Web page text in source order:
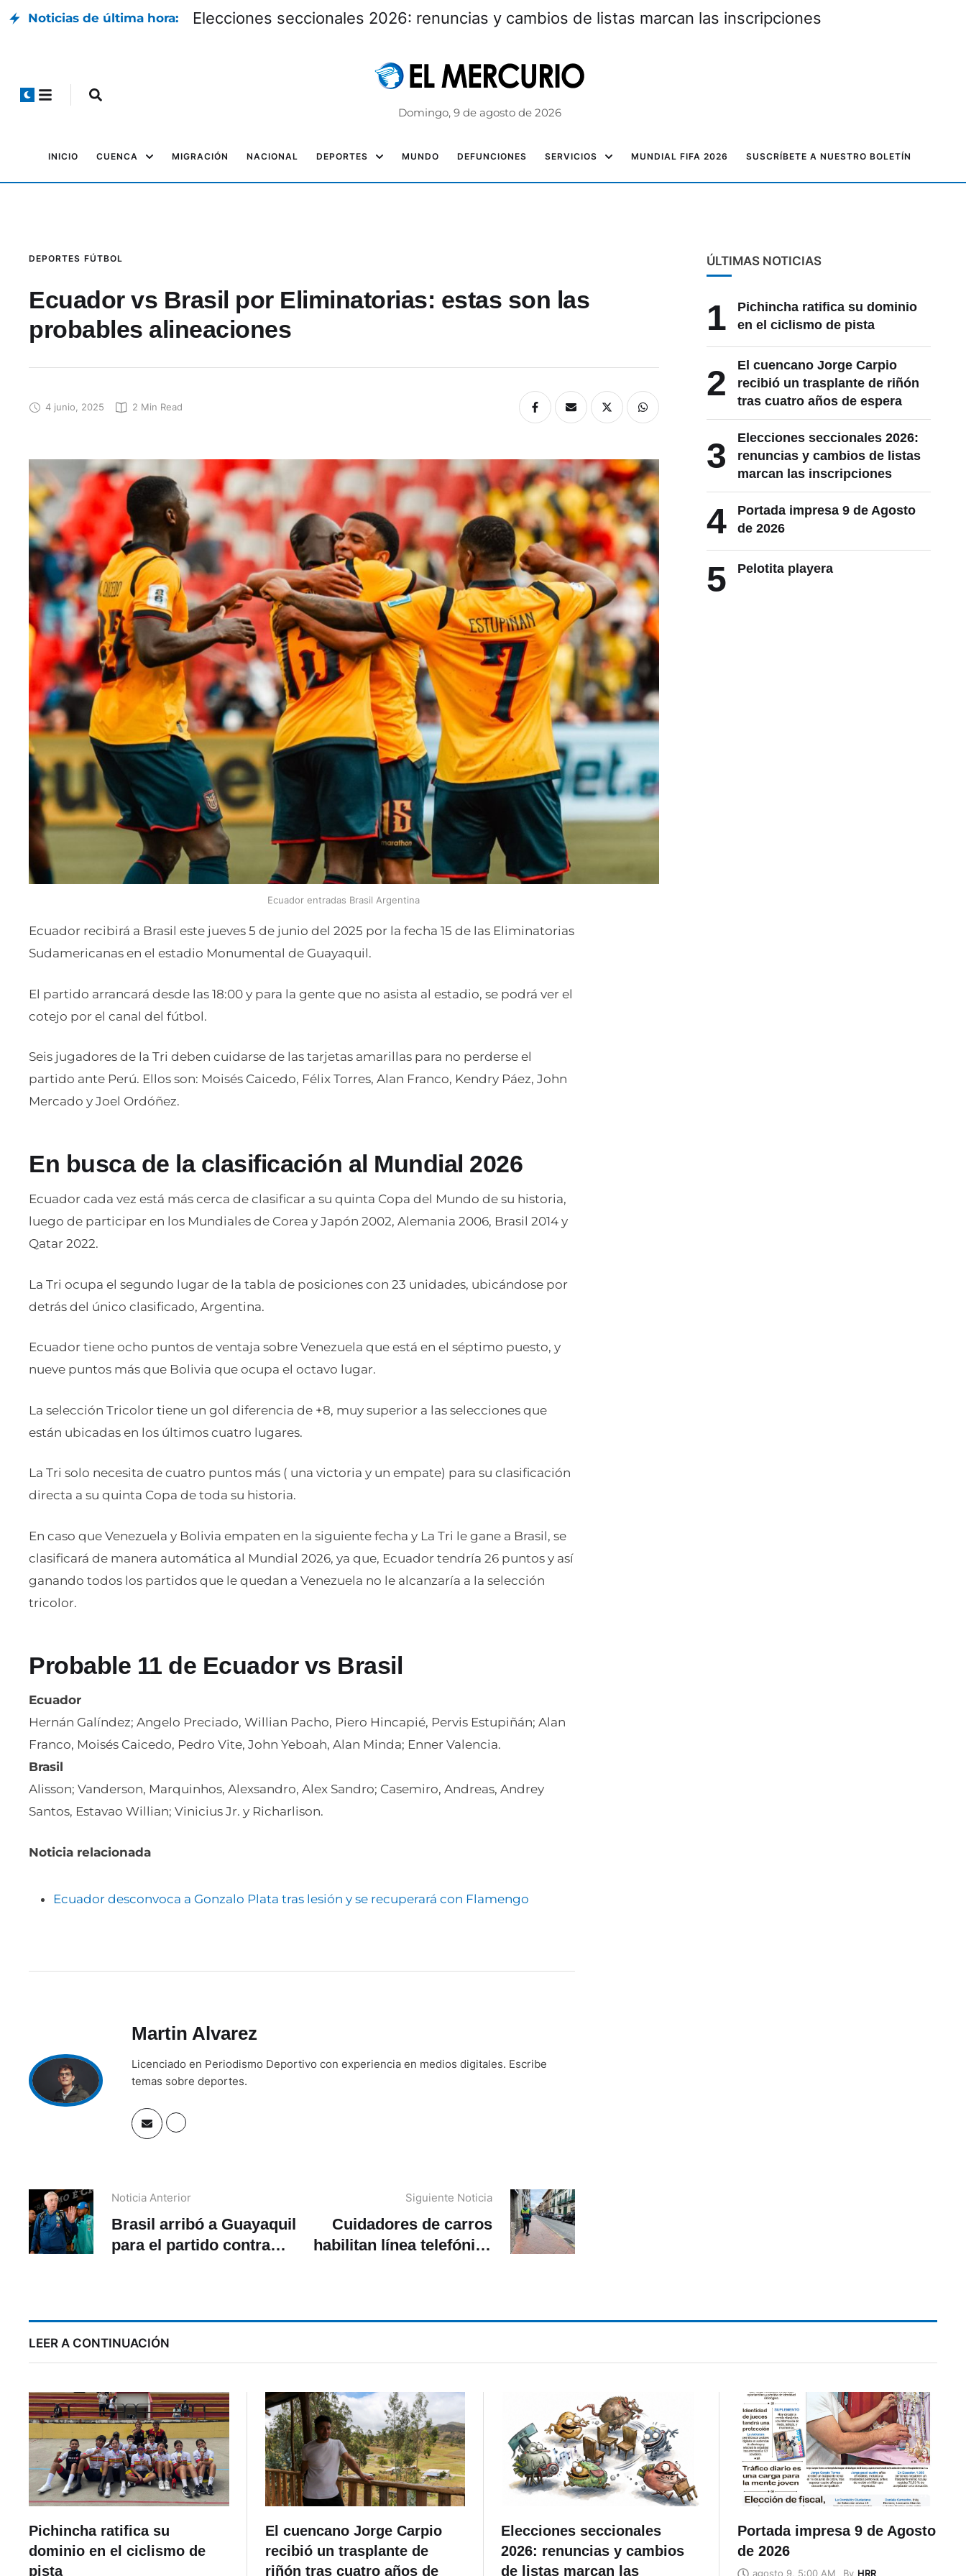
Noticias de última hora: Elecciones seccionales 2026: renuncias y cambios de listas marcan las inscripciones
Domingo, 9 de agosto de 2026
INICIO CUENCA MIGRACIÓN NACIONAL DEPORTES MUNDO DEFUNCIONES SERVICIOS MUNDIAL FIFA 2026 SUSCRÍBETE A NUESTRO BOLETÍN
DEPORTES FÚTBOL
Ecuador vs Brasil por Eliminatorias: estas son las
probables alineaciones
4 junio, 2025 2 Min Read
Ecuador entradas Brasil Argentina
Ecuador recibirá a Brasil este jueves 5 de junio del 2025 por la fecha 15 de las Eliminatorias
Sudamericanas en el estadio Monumental de Guayaquil.
El partido arrancará desde las 18:00 y para la gente que no asista al estadio, se podrá ver el
cotejo por el canal del fútbol.
Seis jugadores de la Tri deben cuidarse de las tarjetas amarillas para no perderse el
partido ante Perú. Ellos son: Moisés Caicedo, Félix Torres, Alan Franco, Kendry Páez, John
Mercado y Joel Ordóñez.
En busca de la clasificación al Mundial 2026
Ecuador cada vez está más cerca de clasificar a su quinta Copa del Mundo de su historia,
luego de participar en los Mundiales de Corea y Japón 2002, Alemania 2006, Brasil 2014 y
Qatar 2022.
La Tri ocupa el segundo lugar de la tabla de posiciones con 23 unidades, ubicándose por
detrás del único clasificado, Argentina.
Ecuador tiene ocho puntos de ventaja sobre Venezuela que está en el séptimo puesto, y
nueve puntos más que Bolivia que ocupa el octavo lugar.
La selección Tricolor tiene un gol diferencia de +8, muy superior a las selecciones que
están ubicadas en los últimos cuatro lugares.
La Tri solo necesita de cuatro puntos más ( una victoria y un empate) para su clasificación
directa a su quinta Copa de toda su historia.
En caso que Venezuela y Bolivia empaten en la siguiente fecha y La Tri le gane a Brasil, se
clasificará de manera automática al Mundial 2026, ya que, Ecuador tendría 26 puntos y así
ganando todos los partidos que le quedan a Venezuela no le alcanzaría a la selección
tricolor.
Probable 11 de Ecuador vs Brasil
Ecuador
​Hernán Galíndez; Angelo Preciado, Willian Pacho, Piero Hincapié, Pervis Estupiñán; Alan
Franco, Moisés Caicedo, Pedro Vite, John Yeboah, Alan Minda; Enner Valencia.
Brasil
​Alisson; Vanderson, Marquinhos, Alexsandro, Alex Sandro; Casemiro, Andreas, Andrey
Santos, Estavao Willian; Vinicius Jr. y Richarlison.
Noticia relacionada
Ecuador desconvoca a Gonzalo Plata tras lesión y se recuperará con Flamengo
Martin Alvarez
Licenciado en Periodismo Deportivo con experiencia en medios digitales. Escribe
temas sobre deportes.
Noticia Anterior
Brasil arribó a Guayaquil
para el partido contra
Siguiente Noticia
Cuidadores de carros
habilitan línea telefónica
ÚLTIMAS NOTICIAS
1
Pichincha ratifica su dominio
en el ciclismo de pista
2
El cuencano Jorge Carpio
recibió un trasplante de riñón
tras cuatro años de espera
3
Elecciones seccionales 2026:
renuncias y cambios de listas
marcan las inscripciones
4
Portada impresa 9 de Agosto
de 2026
5 Pelotita playera
LEER A CONTINUACIÓN
Pichincha ratifica su
dominio en el ciclismo de
pista
El cuencano Jorge Carpio
recibió un trasplante de
riñón tras cuatro años de
Elecciones seccionales
2026: renuncias y cambios
de listas marcan las
Portada impresa 9 de Agosto
de 2026
agosto 9, 5:00 AM By HRR